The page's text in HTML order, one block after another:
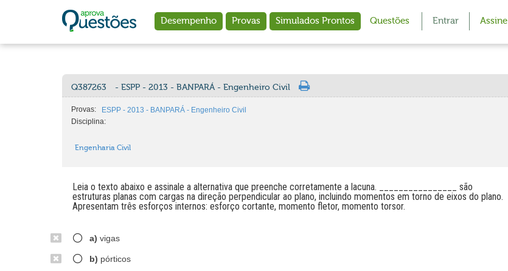
Desempenho Provas Simulados Prontos Questões Entrar Assine
Q387263 - ESPP - 2013 - BANPARÁ - Engenheiro Civil
Provas:
ESPP - 2013 - BANPARÁ - Engenheiro Civil
Disciplina:
Engenharia Civil
Leia o texto abaixo e assinale a alternativa que preenche corretamente a lacuna. ________________ são
estruturas planas com cargas na direção perpendicular ao plano, incluindo momentos em torno de eixos do plano.
Apresentam três esforços internos: esforço cortante, momento fletor, momento torsor.
a) vigas
b) pórticos